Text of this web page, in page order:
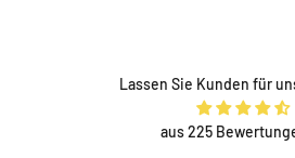
Lassen Sie Kunden für
aus 225